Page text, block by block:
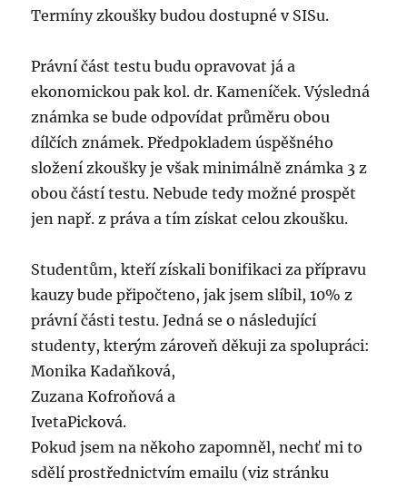
Termíny zkoušky budou dostupné v SISu.
Právní část testu budu opravovat já a
ekonomickou pak kol. dr. Kameníček. Výsledná
známka se bude odpovídat průměru obou
dílčích známek. Předpokladem úspěšného
složení zkoušky je však minimálně známka 3 z
obou částí testu. Nebude tedy možné prospět
jen např. z práva a tím získat celou zkoušku.
Studentům, kteří získali bonifikaci za přípravu
kauzy bude připočteno, jak jsem slíbil, 10% z
právní části testu. Jedná se o následující
studenty, kterým zároveň děkuji za spolupráci:
Monika Kadaňková,
Zuzana Kofroňová a
IvetaPicková.
Pokud jsem na někoho zapomněl, nechť mi to
sdělí prostřednictvím emailu (viz stránku